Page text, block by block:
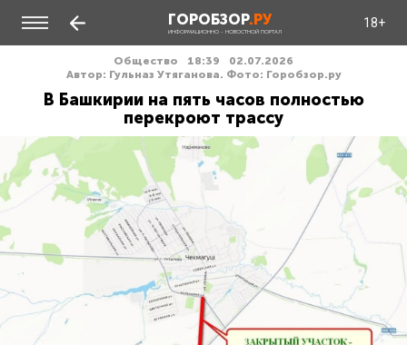
ГОРОБЗОР.РУ
ИНФОРМАЦИОННО - НОВОСТНОЙ ПОРТАЛ
18+
Общество 18:39
02.07.2026
Автор: Гульназ Утяганова. Фото: Горобзор.ру
В Башкирии на пять часов полностью
перекроют трассу